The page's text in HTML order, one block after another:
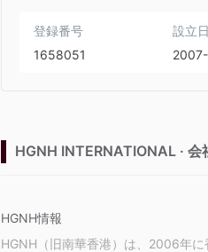
登録番号
1658051
設立日
HGNH INTERNATIONAL · 会
HGNH情報
HGNH（旧南華香港）は、2006年に